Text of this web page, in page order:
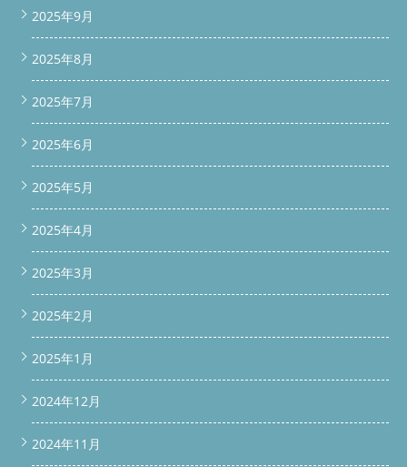
奥にある風路部分まで分解して清掃するため、通常のお手入れで
は届かない場所の埃もしっかり除去できます。 Q. ドラム式洗濯
機の分解を頼める業者はどこで探せばいいですか？ A. 分解実績
と専用設備を持つ業者を選ぶのがポイントです。BUZZ PRO LAB
では国内初の専用ガレージで、水漏れ・乾燥・異音の3項目を分
解のうえ確認しています。 Q. 埃の詰まりが原因で調子が悪い場
合、修理は可能ですか？ A. 詰まりの状態によって修理か買い替
い。写真があれば概算のご案内もスムーズです。 Q. 中古のドラ
ム洗濯機でも臭いやカビは大丈夫ですか？ A. 分解整備の段階で
ドラム内部・パッキン・風路まで洗浄しているため、購入時点で
の臭い・カビの原因はしっかり取り除いています。 Q. 関東全域
市はもちろん、関東全域に対応しています。エリアによって対応
方法が異なるため、まずはLINEでお気軽にご相談ください。 ま
とめ｜安心の中古ドラム洗濯機はBUZZ PRO LABへ 今回ご紹介し
お届けしています。「ドラム洗濯機中古」を検討中の方も、「ド
ラム洗濯機壊れた」とお悩みの方も、まずはお気軽にご相談くだ
さい。 写真を送るだけで概算がわかります。ガレージへの引き
っています 続きを読む
2025年9月
2025年8月
2025年7月
2025年6月
2025年5月
2025年4月
2025年3月
2025年2月
2025年1月
2024年12月
2024年11月